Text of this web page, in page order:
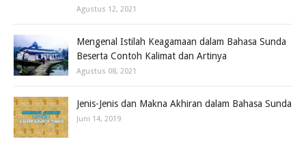
Agustus 12, 2021
Mengenal Istilah Keagamaan dalam Bahasa Sunda
Beserta Contoh Kalimat dan Artinya
Agustus 08, 2021
Jenis-Jenis dan Makna Akhiran dalam Bahasa Sunda
Juni 14, 2019